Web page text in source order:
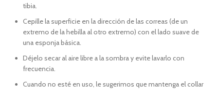
tibia.
Cepille la superficie en la dirección de las correas (de un
extremo de la hebilla al otro extremo) con el lado suave de
una esponja básica.
Déjelo secar al aire libre a la sombra y evite lavarlo con
frecuencia.
Cuando no esté en uso, le sugerimos que mantenga el collar